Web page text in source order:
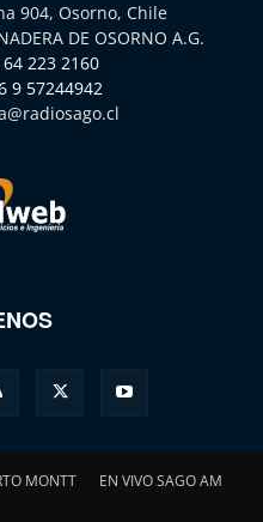
904, Osorno, Chile
DE OSORNO A.G.
223 2160
9 57244942
MONTT EN VIVO SAGO AM